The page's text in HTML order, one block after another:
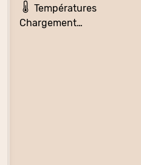
Températures
Chargement…